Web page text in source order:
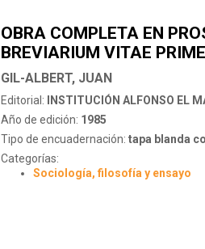
OBRA COMPLETA EN
BREVIARIUM VITAE
VOLUMEN
GIL-ALBERT, JUAN
Editorial:
INSTITUCIÓN ALFONSO EL
Año de edición: 1985
Tipo de encuadernación: tapa blanda
Categorías:
Sociología, filosofía y ensayo